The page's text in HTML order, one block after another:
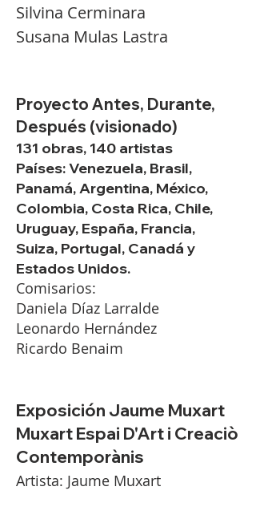
Silvina Cerminara
Susana Mulas Lastra
Proyecto Antes, Durante,
Después (visionado)
131 obras, 140 artistas
Países: Venezuela, Brasil,
Panamá, Argentina, México,
Colombia, Costa Rica, Chile,
Uruguay, España, Francia,
Suiza, Portugal, Canadá y
Estados Unidos.
Comisarios:
Daniela Díaz Larralde
Leonardo Hernández
Ricardo Benaim
Exposición Jaume Muxart
Muxart Espai D'Art i Creaciò
Contemporànis
Artista: Jaume Muxart